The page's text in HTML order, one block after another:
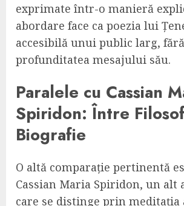
exprimate într-o manieră
abordare face ca poezia lui
accesibilă unui public larg,
profunditatea mesajului său.
Paralele cu Cassian
Spiridon: Între
Biografie
O altă comparație pertinentă
Cassian Maria Spiridon, un alt
care se distinge prin meditația